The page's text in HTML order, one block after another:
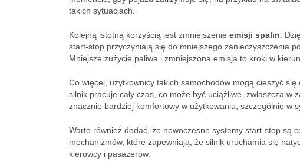
takich sytuacjach.
Kolejną istotną korzyścią jest zmniejszenie emisji spalin .
start-stop przyczyniają się do mniejszego zanieczyszczenia
Mniejsze zużycie paliwa i zmniejszona emisja to kroki w
Co więcej, użytkownicy takich samochodów mogą cieszyć się
silnik pracuje cały czas, co może być uciążliwe, zwłaszcza
znacznie bardziej komfortowy w użytkowaniu, szczególnie w
Warto również dodać, że nowoczesne systemy start-stop są
mechanizmów, które zapewniają, że silnik uruchamia się
kierowcy i pasażerów.